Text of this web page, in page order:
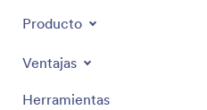
Producto
Ventajas
Herramientas